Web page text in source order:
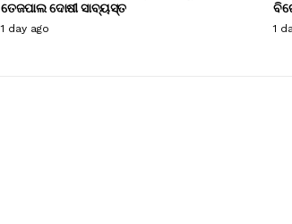
ତେଜପାଲ ଦୋଷୀ ସାବ୍ୟସ୍ତ
1 day ago 1